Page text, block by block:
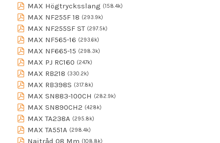
MAX Högtrycksslang (158.4k)
MAX NF255F 18 (293.9k)
MAX NF255SF ST (297.5k)
MAX NF565-16 (293.6k)
MAX NF665-15 (298.3k)
MAX PJ RC160 (247k)
MAX RB218 (330.2k)
MAX RB398S (317.8k)
MAX SN883-100CH (282.9k)
MAX SN890CH2 (428k)
MAX TA238A (295.8k)
MAX TA551A (298.4k)
Najtråd 08 Mm (108.8k)